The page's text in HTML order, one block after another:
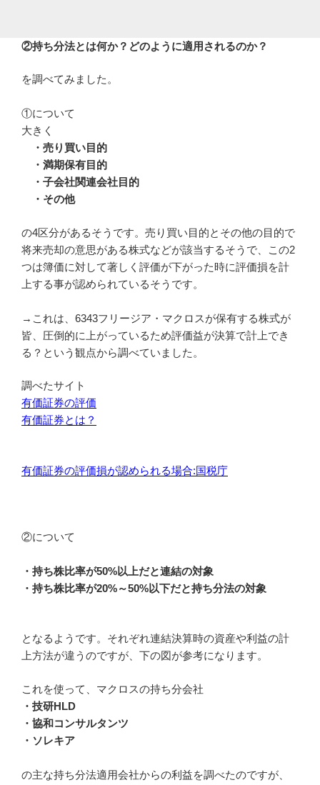
②持ち分法とは何か？どのように適用されるのか？
を調べてみました。
①について
大きく
・売り買い目的
・満期保有目的
・子会社関連会社目的
・その他
の4区分があるそうです。売り買い目的とその他の目的で
将来売却の意思がある株式などが該当するそうで、この2
つは簿価に対して著しく評価が下がった時に評価損を計
上する事が認められているそうです。
→これは、6343フリージア・マクロスが保有する株式が
皆、圧倒的に上がっているため評価益が決算で計上でき
る？という観点から調べていました。
調べたサイト
有価証券の評価
有価証券とは？
有価証券の評価損が認められる場合:国税庁
②について
・持ち株比率が50%以上だと連結の対象
・持ち株比率が20%～50%以下だと持ち分法の対象
となるようです。それぞれ連結決算時の資産や利益の計
上方法が違うのですが、下の図が参考になります。
これを使って、マクロスの持ち分会社
・技研HLD
・協和コンサルタンツ
・ソレキア
の主な持ち分法適用会社からの利益を調べたのですが、